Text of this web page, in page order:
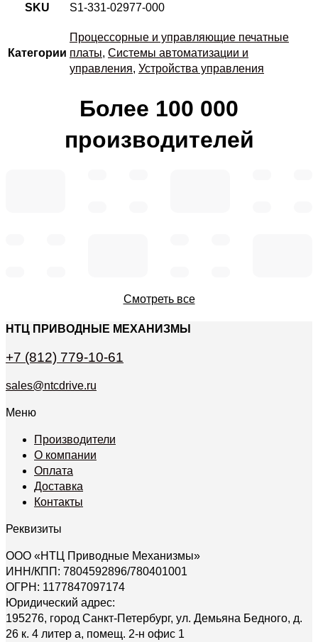
SKU S1-331-02977-000
Категории
Процессорные и управляющие печатные
платы, Системы автоматизации и
управления, Устройства управления
Более 100 000
производителей
Смотреть все
НТЦ ПРИВОДНЫЕ МЕХАНИЗМЫ
+7 (812) 779-10-61
sales@ntcdrive.ru
Меню
Производители
О компании
Оплата
Доставка
Контакты
Реквизиты
ООО «НТЦ Приводные Механизмы»
ИНН/КПП: 7804592896/780401001
ОГРН: 1177847097174
Юридический адрес:
195276, город Санкт-Петербург, ул. Демьяна Бедного, д.
26 к. 4 литер а, помещ. 2-н офис 1